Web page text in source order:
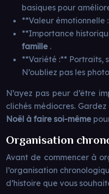
basiques pour
**Valeur émotionnelle
**Importance
famille .
**Variété :** Portraits,
N’oubliez pas les
N’ayez pas peur d’être
clichés médiocres.
Noël à faire soi-même
Organisation
Avant de commencer à
l’organisation
d’histoire que vous